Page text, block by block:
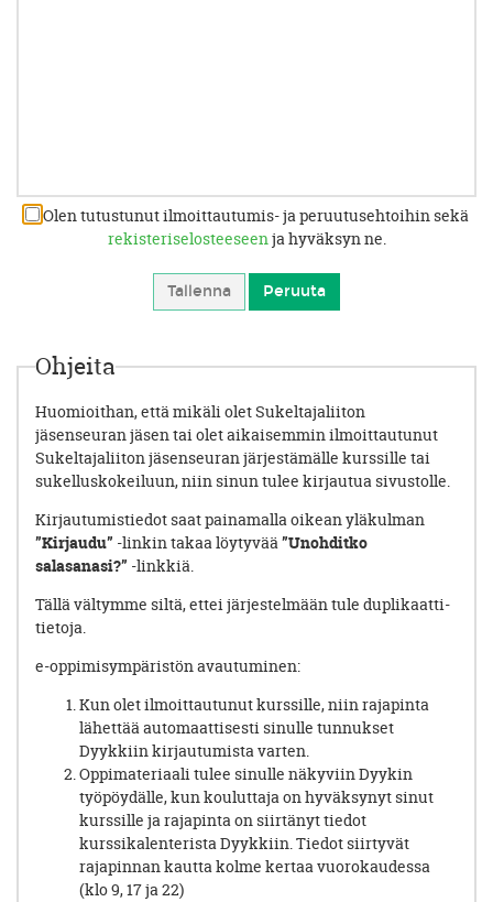
Olen tutustunut ilmoittautumis- ja peruutusehtoihin sekä
rekisteriselosteeseenja hyväksyn ne.
Ohjeita
Huomioithan, että mikäli olet Sukeltajaliiton
jäsenseuran jäsen tai olet aikaisemmin ilmoittautunut
Sukeltajaliiton jäsenseuran järjestämälle kurssille tai
sukelluskokeiluun, niin sinun tulee kirjautua sivustolle.
Kirjautumistiedot saat painamalla oikean yläkulman
”Kirjaudu” -linkin takaa löytyvää”Unohditko
salasanasi?” -linkkiä.
Tällä vältymme siltä, ettei järjestelmään tule duplikaatti-
tietoja.
e-oppimisympäristön avautuminen:
Kun olet ilmoittautunut kurssille, niin rajapinta
lähettää automaattisesti sinulle tunnukset
Dyykkiin kirjautumista varten.
Oppimateriaali tulee sinulle näkyviin Dyykin
työpöydälle, kun kouluttaja on hyväksynyt sinut
kurssille ja rajapinta on siirtänyt tiedot
kurssikalenterista Dyykkiin. Tiedot siirtyvät
rajapinnan kautta kolme kertaa vuorokaudessa
(klo 9, 17 ja 22)